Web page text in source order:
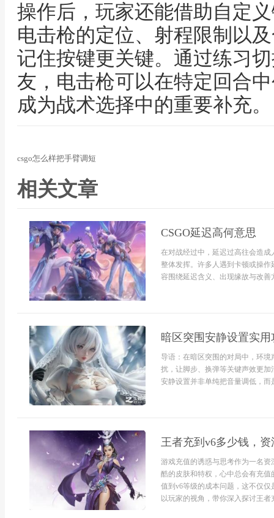
操作后，玩家还能借助自定
电击枪的定位、射程限制以
记住按键更关键。通过练习
友，电击枪可以在特定回合
成为战术选择中的重要补充。
csgo怎么样把手臂调短
相关文章
CSGO延迟高何意思
在对战经过中，延迟过高往会造
整体发挥。许多人遇到卡顿或操
容围绕延迟含义、出现缘故与改
暗区突围安静设置实
导语：在暗区突围的对局中，环
扰，让脚步、换弹等关键声效更
安静设置并非单纯把音量调低，
王者充到v6多少钱，
游戏充值的诱惑与思考作为一名
酷的皮肤和特权，心中总会有充
值到v6等级的成本问题，这不仅
以玩家的视角，带你深入探讨王者